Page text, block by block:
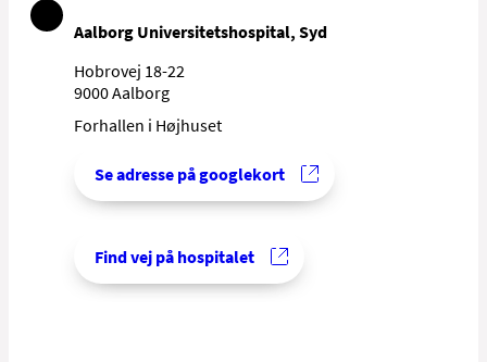
Aalborg Universitetshospital, Syd
Hobrovej 18-22
9000 Aalborg
Forhallen i Højhuset
Se adresse på googlekort
Find vej på hospitalet